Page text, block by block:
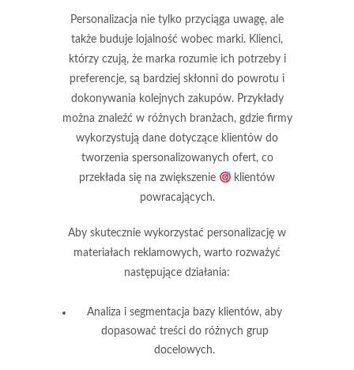
Personalizacja nie tylko przyciąga uwagę, ale
także buduje lojalność wobec marki. Klienci,
którzy czują, że marka rozumie ich potrzeby i
preferencje, są bardziej skłonni do powrotu i
dokonywania kolejnych zakupów. Przykłady
można znaleźć w różnych branżach, gdzie firmy
wykorzystują dane dotyczące klientów do
tworzenia spersonalizowanych ofert, co
przekłada się na zwiększenie
klientów
powracających.
Aby skutecznie wykorzystać personalizację w
materiałach reklamowych, warto rozważyć
następujące działania:
Analiza i segmentacja bazy klientów, aby
dopasować treści do różnych grup
docelowych.